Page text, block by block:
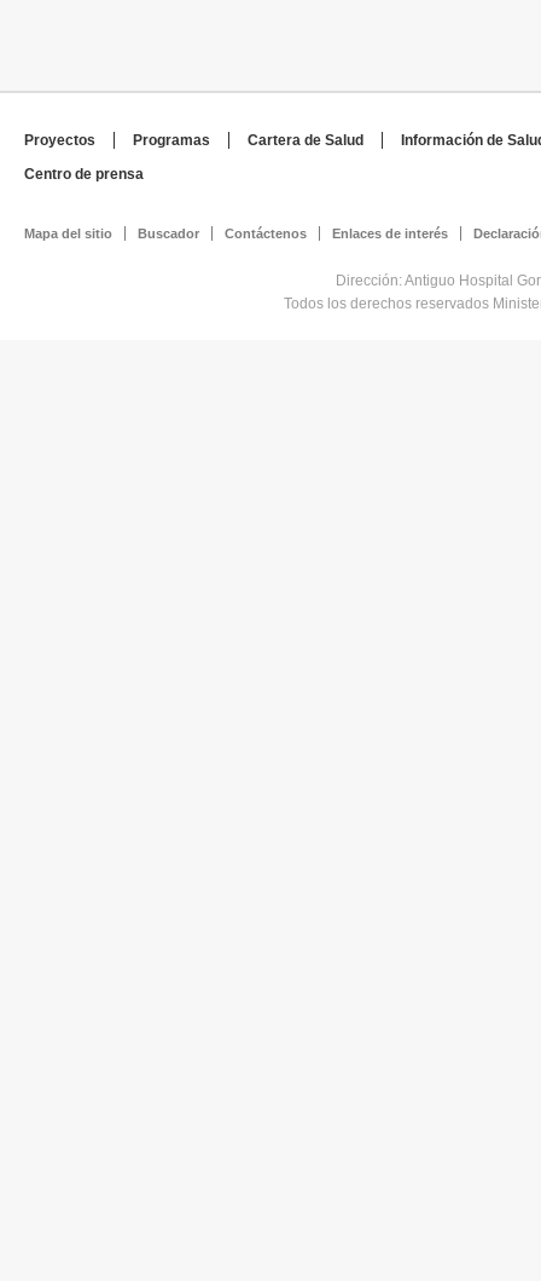
Proyectos Programas Cartera de Salud
Información de
Centro de prensa
Mapa del sitio Buscador Contáctenos Enlaces de interés
Dirección: Antiguo Hospital
Todos los derechos reservados